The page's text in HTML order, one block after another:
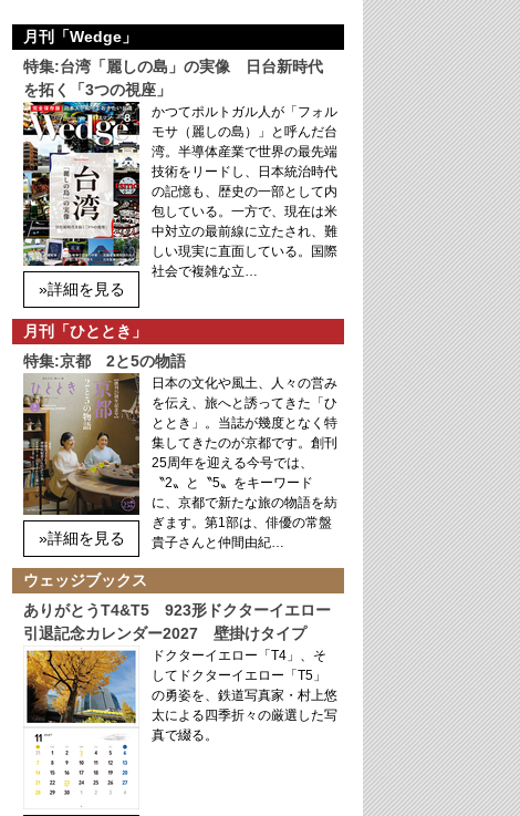
月刊「Wedge」
特集:台湾「麗しの島」の実像 日台新時代
を拓く「3つの視座」
»詳細を見る
かつてポルトガル人が「フォル
モサ（麗しの島）」と呼んだ台
湾。半導体産業で世界の最先端
技術をリードし、日本統治時代
の記憶も、歴史の一部として内
包している。一方で、現在は米
中対立の最前線に立たされ、難
しい現実に直面している。国際
社会で複雑な立…
月刊「ひととき」
特集:京都 2と5の物語
»詳細を見る
日本の文化や風土、人々の営み
を伝え、旅へと誘ってきた「ひ
ととき」。当誌が幾度となく特
集してきたのが京都です。創刊
25周年を迎える今号では、
〝2〟と〝5〟をキーワード
に、京都で新たな旅の物語を紡
ぎます。第1部は、俳優の常盤
貴子さんと仲間由紀…
ウェッジブックス
ありがとうT4&T5 923形ドクターイエロー
引退記念カレンダー2027 壁掛けタイプ
ドクターイエロー「T4」、そ
してドクターイエロー「T5」
の勇姿を、鉄道写真家・村上悠
太による四季折々の厳選した写
真で綴る。